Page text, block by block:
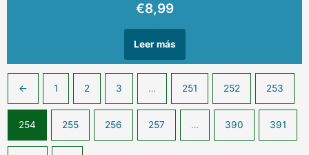
€8,99
Leer más
← 1 2 3 … 251 252 253
254 255 256 257 … 390 391